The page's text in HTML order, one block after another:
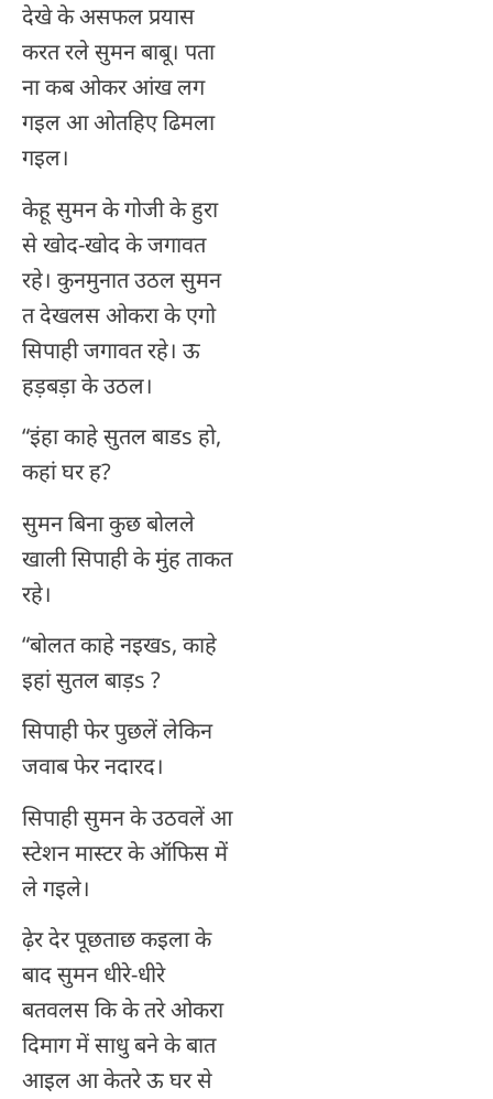
देखे के असफल प्रयास
करत रले सुमन बाबू। पता
ना कब ओकर आंख लग
गइल आ ओतहिए ढिमला
गइल।
केहू सुमन के गोजी के हुरा
से खोद-खोद के जगावत
रहे। कुनमुनात उठल सुमन
त देखलस ओकरा के एगो
सिपाही जगावत रहे। ऊ
हड़बड़ा के उठल।
“इंहा काहे सुतल बाडs हो,
कहां घर ह?
सुमन बिना कुछ बोलले
खाली सिपाही के मुंह ताकत
रहे।
“बोलत काहे नइखs, काहे
इहां सुतल बाड़s ?
सिपाही फेर पुछलें लेकिन
जवाब फेर नदारद।
सिपाही सुमन के उठवलें आ
स्टेशन मास्टर के ऑफिस में
ले गइले।
ढ़ेर देर पूछताछ कइला के
बाद सुमन धीरे-धीरे
बतवलस कि के तरे ओकरा
दिमाग में साधु बने के बात
आइल आ केतरे ऊ घर से